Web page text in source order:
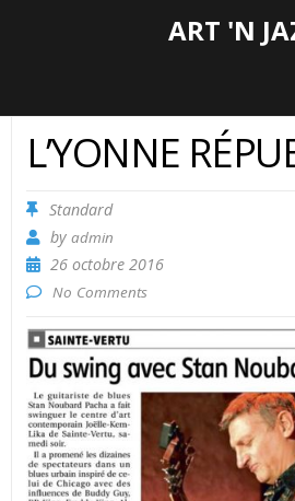
ART 'N
L’YONNE
Standard
by admin
26 octobre 2016
No Comments